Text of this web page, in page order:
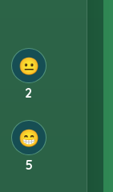
😐
2
😁
5